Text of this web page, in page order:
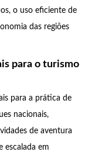
o uso eficiente de
das regiões
para o turismo
para a prática de
nacionais,
de aventura
escalada em